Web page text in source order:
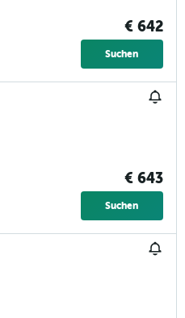
€ 642
Suchen
€ 643
Suchen